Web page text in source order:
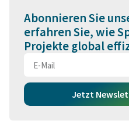
Abonnieren Sie
erfahren Sie, wie
Projekte global
Jetzt